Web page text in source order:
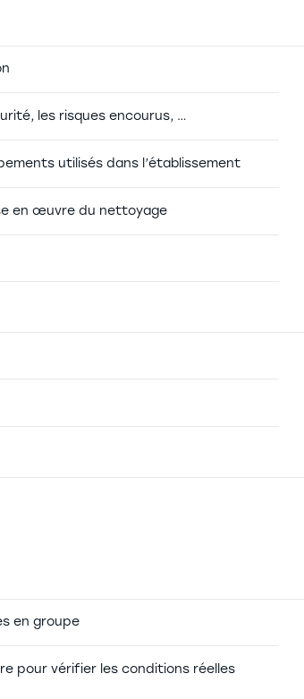
les risques encourus, …
utilisés dans l’établissement
en œuvre du nettoyage
en groupe
pour vérifier les conditions réelles